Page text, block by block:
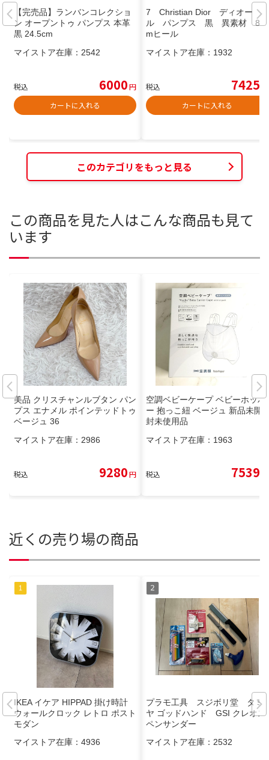
【完売品】ランバンコレクショ
ン オープントゥ パンプス 本革
黒 24.5cm
マイストア在庫： 2542
税込 6000円
カートに入れる
7 Christian Dior ディオー
ル パンプス 黒 異素材 8c
mヒール
マイストア在庫： 1932
税込 7425
カートに入れる
このカテゴリをもっと見る
この商品を見た人はこんな商品も見て
います
美品 クリスチャンルブタン パン
プス エナメル ポインテッドトゥ
ベージュ 36
マイストア在庫： 2986
税込 9280円
空調ベビーケープ ベビーホッパ
ー 抱っこ紐 ベージュ 新品未開
封未使用品
マイストア在庫： 1963
税込 7539
近くの売り場の商品
IKEA イケア HIPPAD 掛け時計
ウォールクロック レトロ ポスト
モダン
マイストア在庫： 4936
プラモ工具 スジボリ堂 タミ
ヤ ゴッドハンド GSI クレオス
ペンサンダー
マイストア在庫： 2532